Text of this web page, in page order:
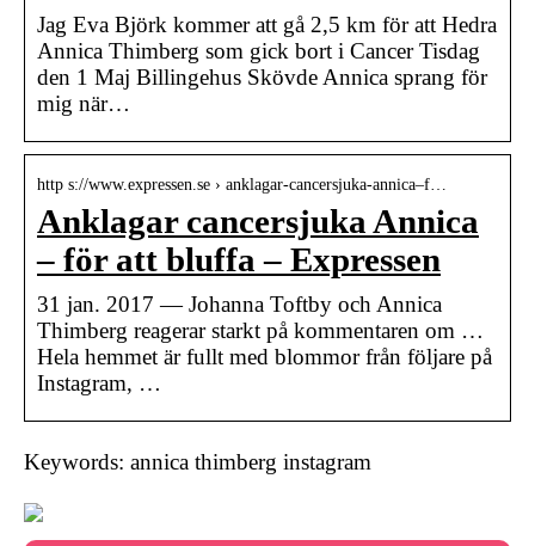
Jag Eva Björk kommer att gå 2,5 km för att Hedra
Annica Thimberg som gick bort i Cancer Tisdag
den 1 Maj Billingehus Skövde Annica sprang för
mig när…
http s://www.expressen.se › anklagar-cancersjuka-annica–f…
Anklagar cancersjuka Annica
– för att bluffa – Expressen
31 jan. 2017 — Johanna Toftby och Annica
Thimberg reagerar starkt på kommentaren om …
Hela hemmet är fullt med blommor från följare på
Instagram, …
Keywords: annica thimberg instagram